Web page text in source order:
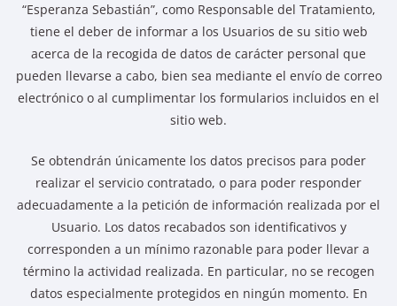
“Esperanza Sebastián”, como Responsable del Tratamiento,
tiene el deber de informar a los Usuarios de su sitio web
acerca de la recogida de datos de carácter personal que
pueden llevarse a cabo, bien sea mediante el envío de correo
electrónico o al cumplimentar los formularios incluidos en el
sitio web.
Se obtendrán únicamente los datos precisos para poder
realizar el servicio contratado, o para poder responder
adecuadamente a la petición de información realizada por el
Usuario. Los datos recabados son identificativos y
corresponden a un mínimo razonable para poder llevar a
término la actividad realizada. En particular, no se recogen
datos especialmente protegidos en ningún momento. En